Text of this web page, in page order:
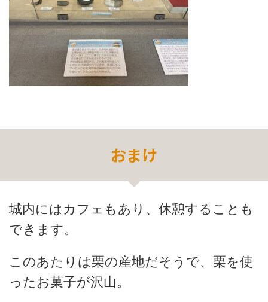
おまけ
城内にはカフェもあり、休憩することも
できます。
このあたりは栗の産地だそうで、栗を使
ったお菓子が沢山。